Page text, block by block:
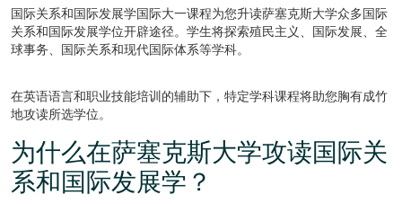
国际关系和国际发展学国际大一课程为您升读萨塞克斯大学众多国际
关系和国际发展学位开辟途径。学生将探索殖民主义、国际发展、全
球事务、国际关系和现代国际体系等学科。
在英语语言和职业技能培训的辅助下，特定学科课程将助您胸有成竹
地攻读所选学位。
为什么在萨塞克斯大学攻读国际关
系和国际发展学？